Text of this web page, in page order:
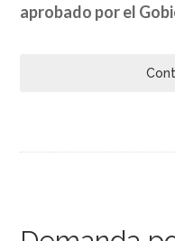
aprobado por el